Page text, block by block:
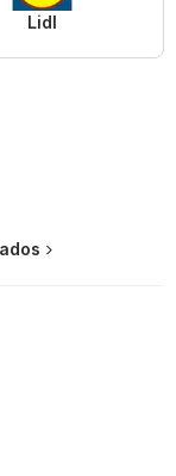
Lidl